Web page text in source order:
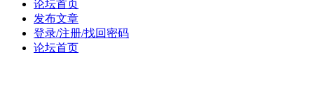
论坛首页
发布文章
登录/注册/找回密码
论坛首页